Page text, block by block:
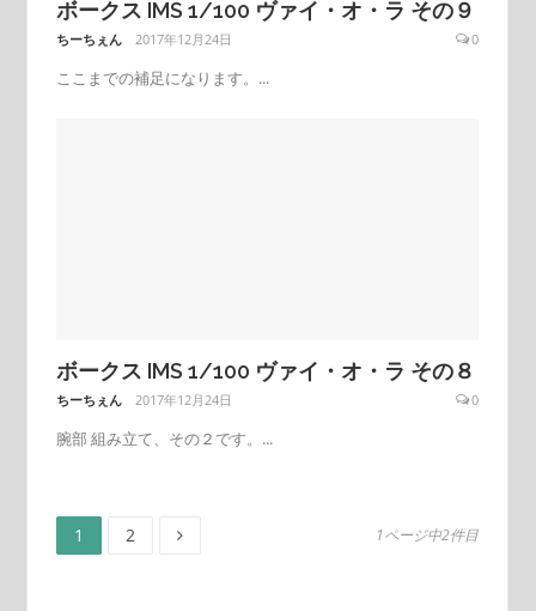
ボークス IMS 1/100 ヴァイ・オ・ラ その９
ちーちぇん 2017年12月24日 0
ここまでの補足になります。...
ボークス IMS 1/100 ヴァイ・オ・ラ その８
ちーちぇん 2017年12月24日 0
腕部 組み立て、その２です。...
投
ペ
ー
1
ー
2 1ページ中2件目